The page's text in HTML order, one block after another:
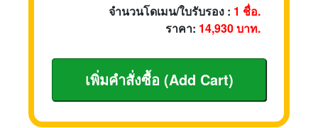
จำนวนโดเมน/ใบรับรอง : 1 ชื่อ.
ราคา: 14,930บาท.